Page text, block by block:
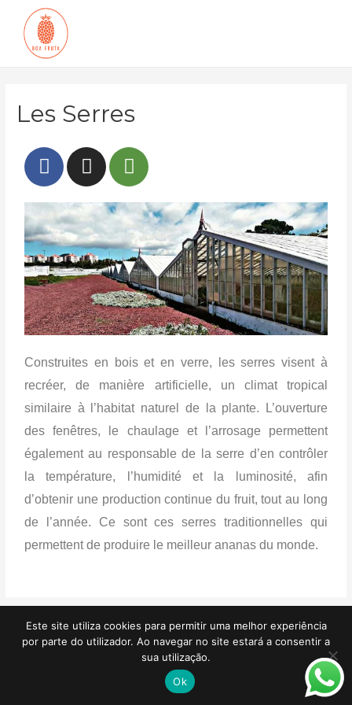
Les Serres
Construites en bois et en verre, les serres visent à
recréer, de manière artificielle, un climat tropical
similaire à l’habitat naturel de la plante. L’ouverture
des fenêtres, le chaulage et l’arrosage permettent
également au responsable de la serre d’en contrôler
la température, l’humidité et la luminosité, afin
d’obtenir une production continue du fruit, tout au long
de l’année. Ce sont ces serres traditionnelles qui
permettent de produire le meilleur ananas du monde.
Este site utiliza cookies para permitir uma melhor experiência
por parte do utilizador. Ao navegar no site estará a consentir a
sua utilização.
Ok